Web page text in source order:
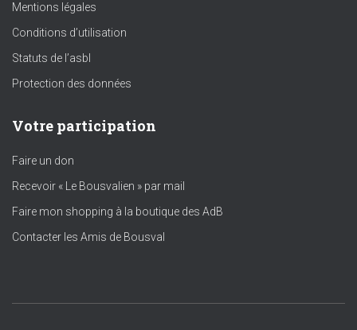
Mentions légales
Conditions d’utilisation
Statuts de l’asbl
Protection des données
Votre participation
Faire un don
Recevoir « Le Bousvalien » par mail
Faire mon shopping à la boutique des AdB
Contacter les Amis de Bousval